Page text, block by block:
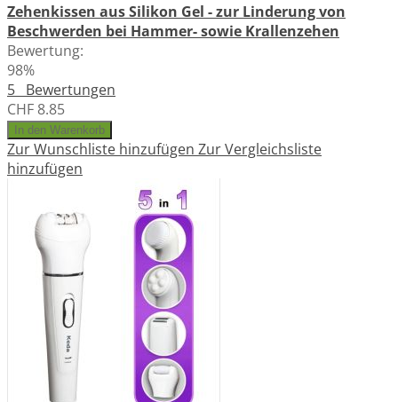
Zehenkissen aus Silikon Gel - zur Linderung von
Beschwerden bei Hammer- sowie Krallenzehen
Bewertung:
98%
5 Bewertungen
CHF 8.85
In den Warenkorb
Zur Wunschliste hinzufügen Zur Vergleichsliste
hinzufügen